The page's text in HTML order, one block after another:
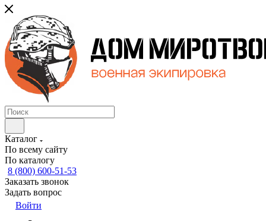
Каталог
По всему сайту
По каталогу
8 (800) 600-51-53
Заказать звонок
Задать вопрос
Войти